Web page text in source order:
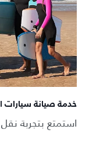
خدمة صيانة سيارات
استمتع بتجربة